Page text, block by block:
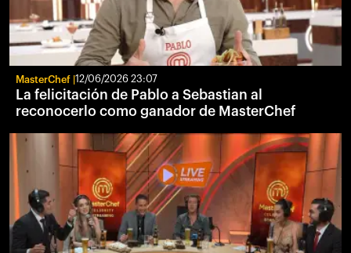
MasterChef 12/06/2026 23:07
La felicitación de Pablo a Sebastian al
reconocerlo como ganador de MasterChef